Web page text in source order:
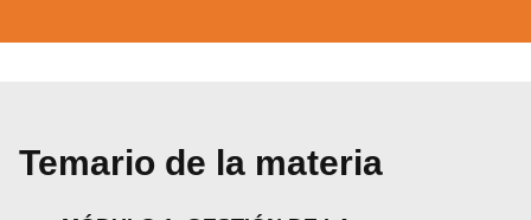
Temario de la materia